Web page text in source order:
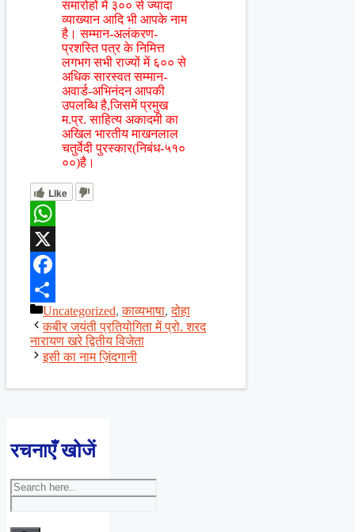
समारोहों में ३०० से ज्यादा
व्याख्यान आदि भी आपके नाम
है। सम्मान-अलंकरण-
प्रशस्ति पत्र के निमित्त
लगभग सभी राज्यों में ६०० से
अधिक सारस्वत सम्मान-
अवार्ड-अभिनंदन आपकी
उपलब्धि है,जिसमें प्रमुख
म.प्र. साहित्य अकादमी का
अखिल भारतीय माखनलाल
चतुर्वेदी पुरस्कार(निबंध-५१०
००)है।
Like
WhatsApp
X
Facebook
Share
Categories
Uncategorized,काव्यभाषा,दोहा
कबीर जयंती प्रतियोगिता में प्रो. शरद
नारायण खरे द्वितीय विजेता
इसी का नाम ज़िंदगानी
रचनाएँ खोजें